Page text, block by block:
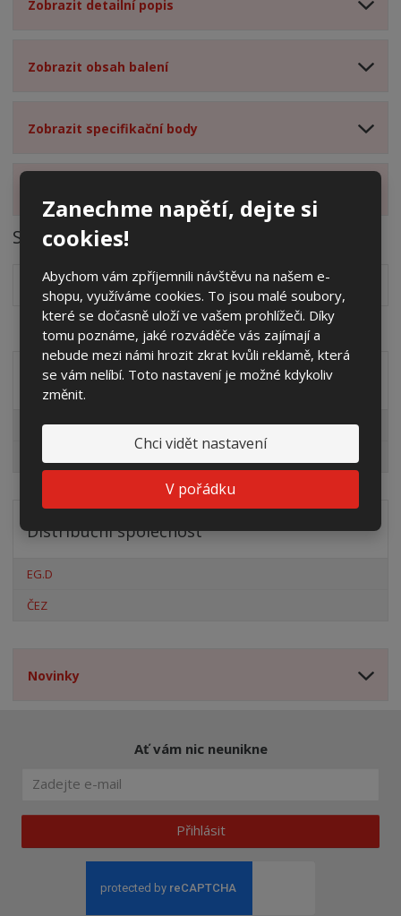
Zanechme napětí, dejte si
cookies!
Abychom vám zpříjemnili návštěvu na našem e-
shopu, využíváme cookies. To jsou malé soubory,
které se dočasně uloží ve vašem prohlížeči. Díky
tomu poznáme, jaké rozváděče vás zajímají a
nebude mezi námi hrozit zkrat kvůli reklamě, která
se vám nelíbí. Toto nastavení je možné kdykoliv
změnit.
Chci vidět nastavení
V pořádku
Zobrazit detailní popis
Zobrazit obsah balení
Zobrazit specifikační body
Soubory ke stažení
Návod k montáži základů pdf (119.07 Kb)
Akční nabídky
Pro fotovoltaiky
Výprodej
Distribuční společnost
EG.D
ČEZ
Novinky
Ať vám nic neunikne
Přihlásit